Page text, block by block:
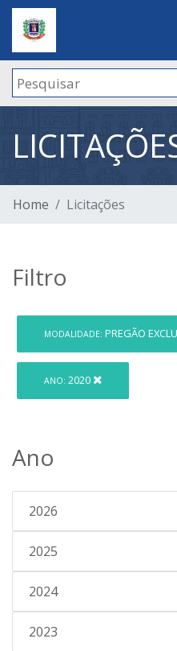
Home Licitações
Filtro
MODALIDADE: PREGÃO
ANO: 2020
Ano
2026
2025
2024
2023